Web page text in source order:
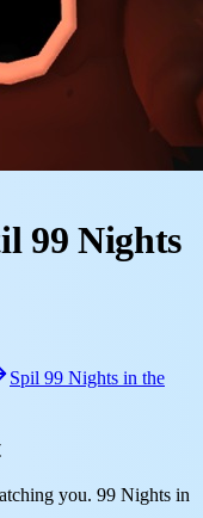
99 Nights
Spil 99 Nights in the
you. 99 Nights in